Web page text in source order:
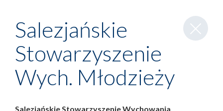
Zamknij
wpis
Salezjańskie
Stowarzyszenie
Wych. Młodzieży
Salezjańskie Stowarzyszenie Wychowania